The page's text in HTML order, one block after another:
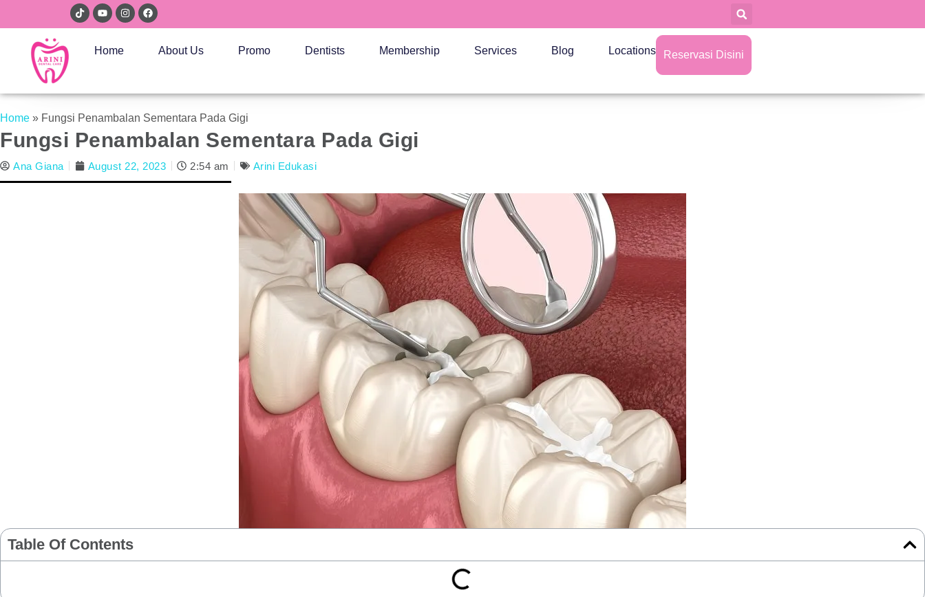
Home About Us Promo Dentists Membership Services Blog Locations Reservasi Disini
Home » Fungsi Penambalan Sementara Pada Gigi
Fungsi Penambalan Sementara Pada Gigi
Ana Giana August 22, 2023 2:54 am Arini Edukasi
Table Of Contents